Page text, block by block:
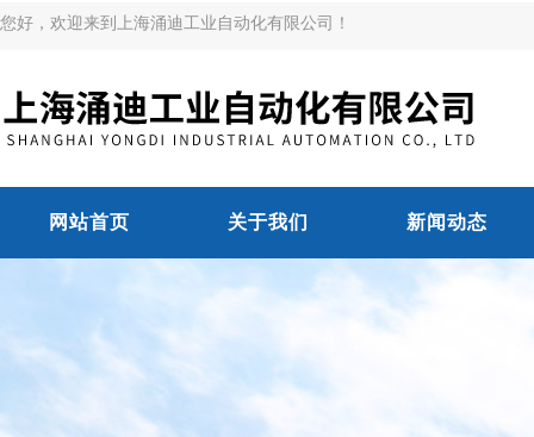
您好，欢迎来到上海涌迪工业自动化有限公司！
网站首页 关于我们 新闻动态